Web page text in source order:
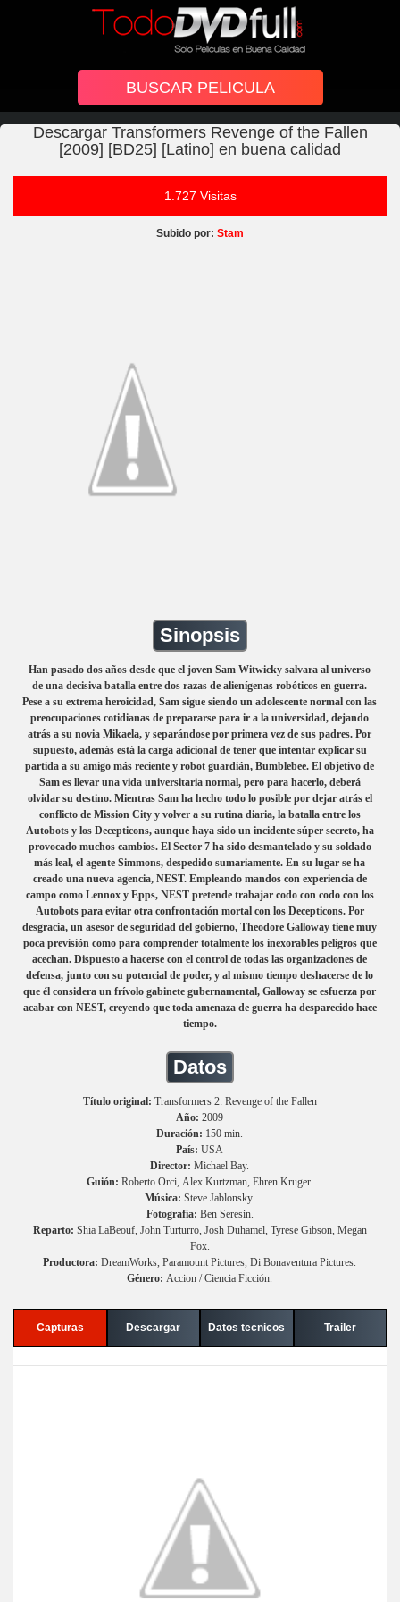
Descargar Transformers Revenge of the Fallen
[2009] [BD25] [Latino] en buena calidad
1.727 Visitas
Subido por: Stam
Sinopsis
Han pasado dos años desde que el joven Sam Witwicky salvara al universo
de una decisiva batalla entre dos razas de alienígenas robóticos en guerra.
Pese a su extrema heroicidad, Sam sigue siendo un adolescente normal con las
preocupaciones cotidianas de prepararse para ir a la universidad, dejando
atrás a su novia Mikaela, y separándose por primera vez de sus padres. Por
supuesto, además está la carga adicional de tener que intentar explicar su
partida a su amigo más reciente y robot guardián, Bumblebee. El objetivo de
Sam es llevar una vida universitaria normal, pero para hacerlo, deberá
olvidar su destino. Mientras Sam ha hecho todo lo posible por dejar atrás el
conflicto de Mission City y volver a su rutina diaria, la batalla entre los
Autobots y los Decepticons, aunque haya sido un incidente súper secreto, ha
provocado muchos cambios. El Sector 7 ha sido desmantelado y su soldado
más leal, el agente Simmons, despedido sumariamente. En su lugar se ha
creado una nueva agencia, NEST. Empleando mandos con experiencia de
campo como Lennox y Epps, NEST pretende trabajar codo con codo con los
Autobots para evitar otra confrontación mortal con los Decepticons. Por
desgracia, un asesor de seguridad del gobierno, Theodore Galloway tiene muy
poca previsión como para comprender totalmente los inexorables peligros que
acechan. Dispuesto a hacerse con el control de todas las organizaciones de
defensa, junto con su potencial de poder, y al mismo tiempo deshacerse de lo
que él considera un frívolo gabinete gubernamental, Galloway se esfuerza por
acabar con NEST, creyendo que toda amenaza de guerra ha desparecido hace
tiempo.
Datos
Título original: Transformers 2: Revenge of the Fallen
Año: 2009
Duración: 150 min.
País: USA
Director: Michael Bay.
Guión: Roberto Orci, Alex Kurtzman, Ehren Kruger.
Música: Steve Jablonsky.
Fotografía: Ben Seresin.
Reparto: Shia LaBeouf, John Turturro, Josh Duhamel, Tyrese Gibson, Megan
Fox.
Productora: DreamWorks, Paramount Pictures, Di Bonaventura Pictures.
Género: Accion / Ciencia Ficción.
Capturas Descargar Datos tecnicos Trailer